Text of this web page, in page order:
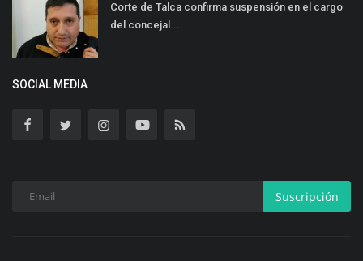
Corte de Talca confirma suspensión en el cargo
del concejal...
SOCIAL MEDIA
Suscripción